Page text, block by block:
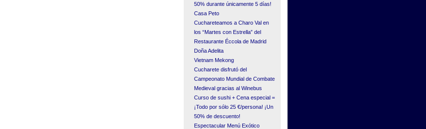
50% durante únicamente 5 días!
Casa Peto
Cuchareteamos a Charo Val en
los “Martes con Estrella” del
Restaurante Éccola de Madrid
Doña Adelita
Vietnam Mekong
Cucharete disfrutó del
Campeonato Mundial de Combate
Medieval gracias al Winebus
Curso de sushi + Cena especial =
¡Todo por sólo 25 €/persona! ¡Un
50% de descuento!
Espectacular Menú Exótico